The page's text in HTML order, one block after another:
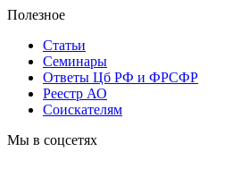
Полезное
Статьи
Cеминары
Ответы Цб РФ и ФРСФР
Реестр АО
Соискателям
Мы в соцсетях